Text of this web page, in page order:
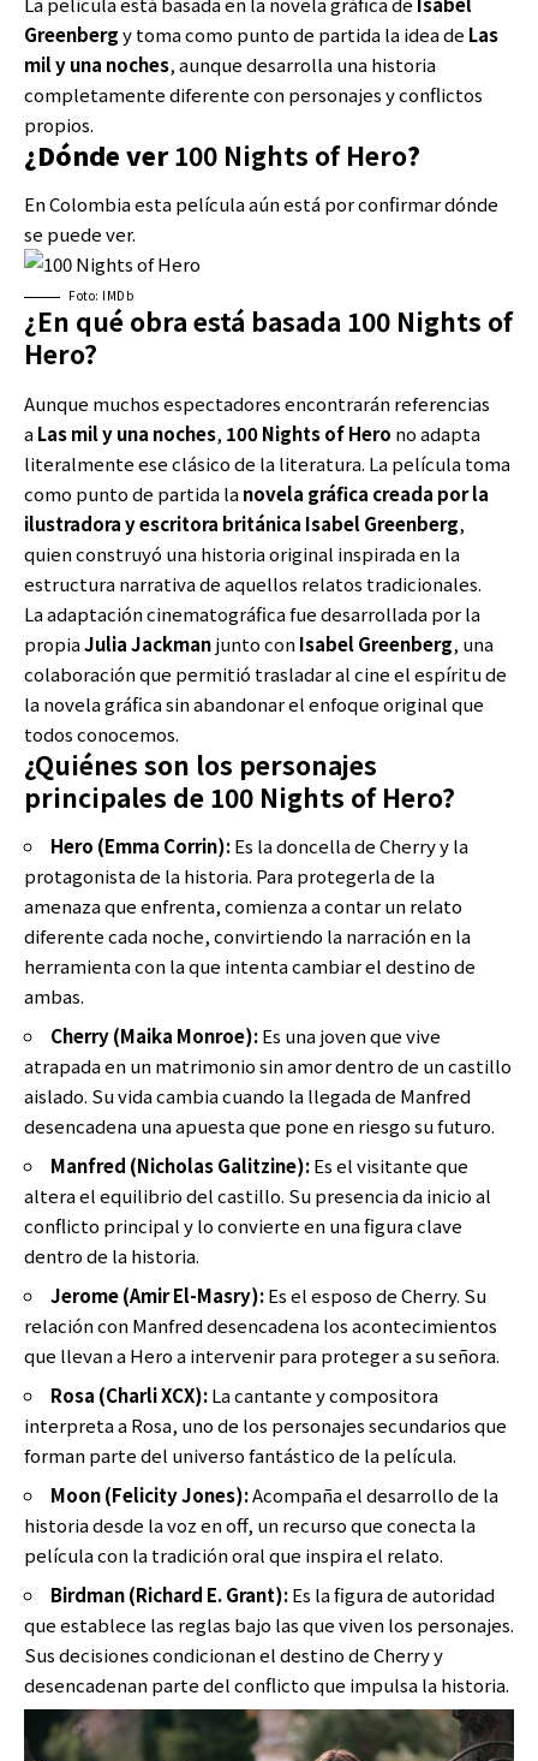
Greenbergy toma como punto de partida la idea de Las
mil y una noches, aunque desarrolla una historia
completamente diferente con personajes y conflictos
propios.
¿Dónde ver100 Nights of Hero?
En Colombia esta película aún está por confirmar dónde
se puede ver.
Foto: IMDb
¿En qué obra está basada 100 Nights of
Hero?
Aunque muchos espectadores encontrarán referencias
aLas mil y una noches, 100 Nights of Hero no adapta
literalmente ese clásico de la literatura. La película toma
como punto de partida lanovela gráfica creada por la
ilustradora y escritora británica Isabel Greenberg,
quien construyó una historia original inspirada en la
estructura narrativa de aquellos relatos tradicionales.
La adaptación cinematográfica fue desarrollada por la
propiaJulia Jackmanjunto conIsabel Greenberg, una
colaboración que permitió trasladar al cine el espíritu de
la novela gráfica sin abandonar el enfoque original que
todos conocemos.
¿Quiénes son los personajes
principales de 100 Nights of Hero?
Hero (Emma Corrin):Es la doncella de Cherry y la
protagonista de la historia. Para protegerla de la
amenaza que enfrenta, comienza a contar un relato
diferente cada noche, convirtiendo la narración en la
herramienta con la que intenta cambiar el destino de
ambas.
Cherry (Maika Monroe):Es una joven que vive
atrapada en un matrimonio sin amor dentro de un castillo
aislado. Su vida cambia cuando la llegada de Manfred
desencadena una apuesta que pone en riesgo su futuro.
Manfred (Nicholas Galitzine):Es el visitante que
altera el equilibrio del castillo. Su presencia da inicio al
conflicto principal y lo convierte en una figura clave
dentro de la historia.
Jerome (Amir El-Masry):Es el esposo de Cherry. Su
relación con Manfred desencadena los acontecimientos
que llevan a Hero a intervenir para proteger a su señora.
Rosa (Charli XCX):La cantante y compositora
interpreta a Rosa, uno de los personajes secundarios que
forman parte del universo fantástico de la película.
Moon (Felicity Jones):Acompaña el desarrollo de la
historia desde la voz en off, un recurso que conecta la
película con la tradición oral que inspira el relato.
Birdman (Richard E. Grant):Es la figura de autoridad
que establece las reglas bajo las que viven los personajes.
Sus decisiones condicionan el destino de Cherry y
desencadenan parte del conflicto que impulsa la historia.